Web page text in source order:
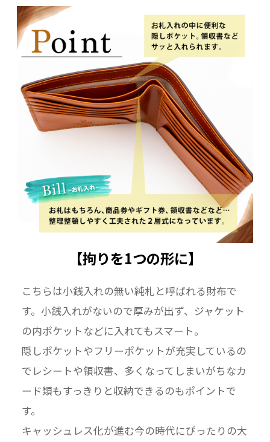
【拘りを1つの形に】
こちらは小銭入れの無い純札と呼ばれる財布で
す。小銭入れがないので厚みが出ず、ジャケット
の内ポケットなどに入れてもスマート。
隠しポケットやフリーポケットが充実しているの
でレシートや領収書、多くなってしまいがちなカ
ード類もすっきりと収納できるのもポイントで
す。
キャッシュレス化が進む今の時代にぴったりの大